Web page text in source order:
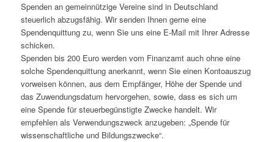
Spenden an gemeinnützige Vereine sind in Deutschland
steuerlich abzugsfähig. Wir senden Ihnen gerne eine
Spendenquittung zu, wenn Sie uns eine E-Mail mit Ihrer Adresse
schicken.
Spenden bis 200 Euro werden vom Finanzamt auch ohne eine
solche Spendenquittung anerkannt, wenn Sie einen Kontoauszug
vorweisen können, aus dem Empfänger, Höhe der Spende und
das Zuwendungsdatum hervorgehen, sowie, dass es sich um
eine Spende für steuerbegünstigte Zwecke handelt. Wir
empfehlen als Verwendungszweck anzugeben: „Spende für
wissenschaftliche und Bildungszwecke“.